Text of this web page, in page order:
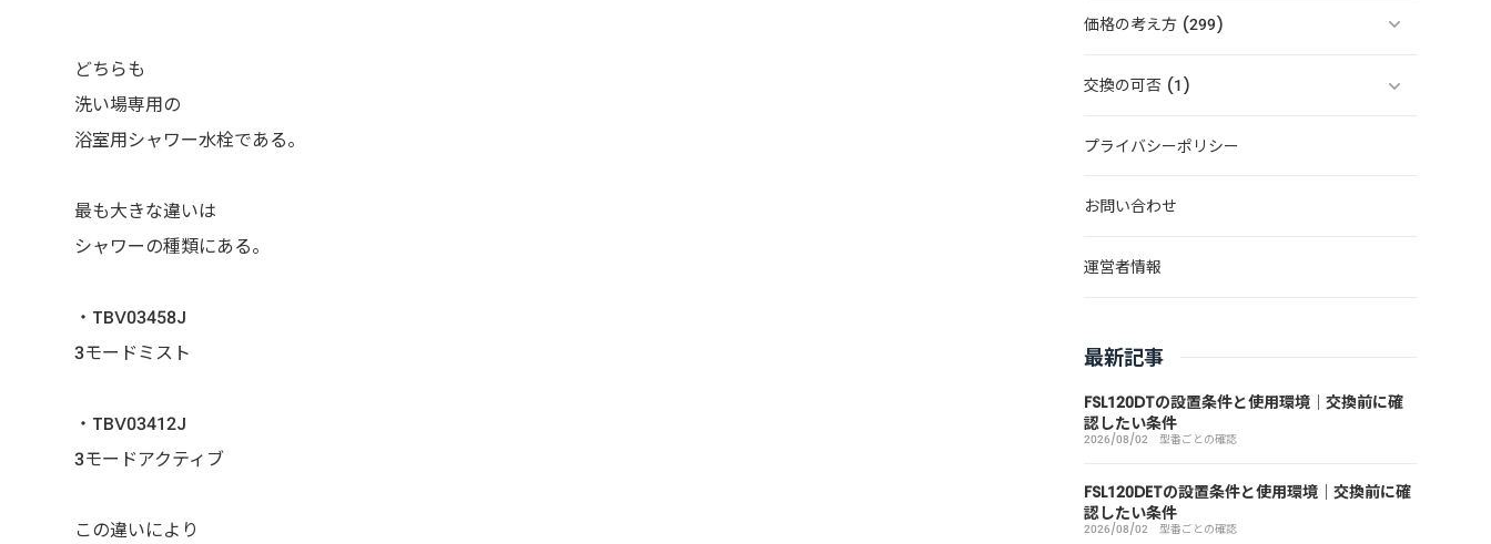
どちらも
洗い場専用の
浴室用シャワー水栓である。
最も大きな違いは
シャワーの種類にある。
・TBV03458J
3モードミスト
・TBV03412J
3モードアクティブ
この違いにより
価格の考え方 (299)
交換の可否 (1)
プライバシーポリシー
お問い合わせ
運営者情報
最新記事
FSL120DTの設置条件と使用環境｜交換前に確
認したい条件
2026/08/02 型番ごとの確認
FSL120DETの設置条件と使用環境｜交換前に確
認したい条件
2026/08/02 型番ごとの確認